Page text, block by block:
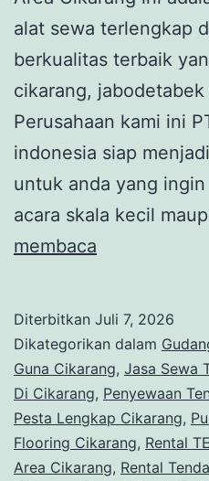
alat sewa terlengkap
berkualitas terbaik
cikarang,
Perusahaan kami ini
indonesia siap
untuk anda yang
acara skala kecil
membaca
Terdekat
Area
Cikarang
Diterbitkan Juli 7, 2026
Dikategorikan dalam
Guna Cikarang, Jasa Sewa
Di Cikarang, Penyewaan
Pesta Lengkap Cikarang,
Flooring Cikarang, Rental
Area Cikarang, Rental